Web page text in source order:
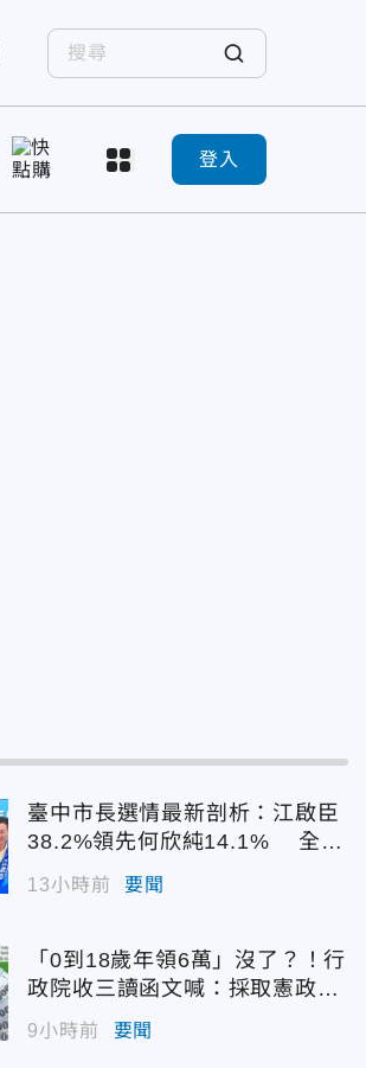
登入
臺中市長選情最新剖析：江啟臣
38.2%領先何欣純14.1% 全世
代支持度全面居首
13小時前 要聞
「0到18歲年領6萬」沒了？！行
政院收三讀函文喊：採取憲政作
為
9小時前 要聞